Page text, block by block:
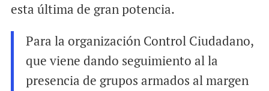
esta última de gran potencia.
Para la organización Control Ciudadano,
que viene dando seguimiento al la
presencia de grupos armados al margen